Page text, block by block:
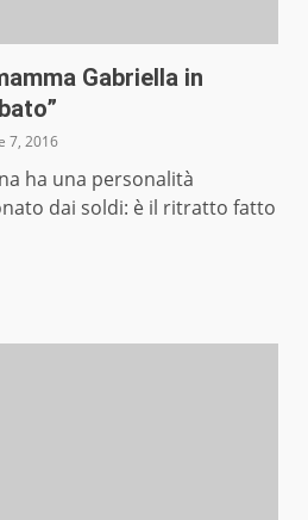
Gabriella in
7, 2016
ha una personalità
dai soldi: è il ritratto fatto